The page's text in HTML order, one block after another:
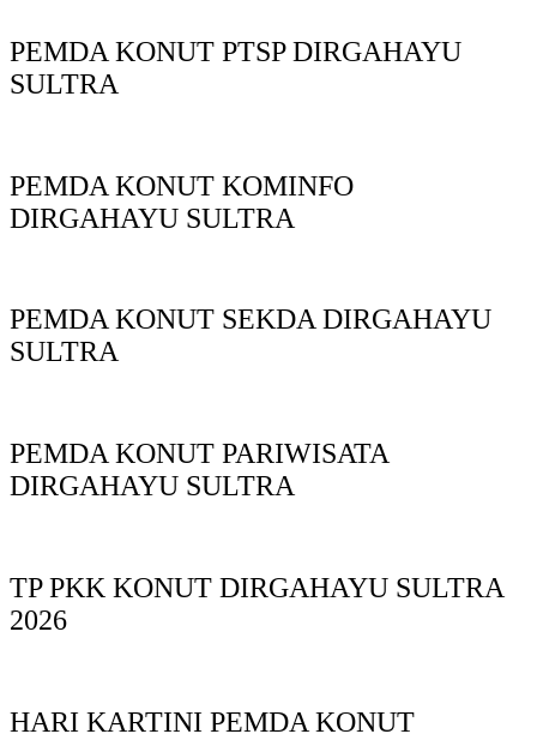
PEMDA KONUT PTSP DIRGAHAYU
SULTRA
PEMDA KONUT KOMINFO
DIRGAHAYU SULTRA
PEMDA KONUT SEKDA DIRGAHAYU
SULTRA
PEMDA KONUT PARIWISATA
DIRGAHAYU SULTRA
TP PKK KONUT DIRGAHAYU SULTRA
2026
HARI KARTINI PEMDA KONUT